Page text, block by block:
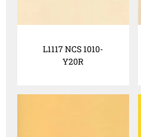
L1117 NCS 1010-
Y20R